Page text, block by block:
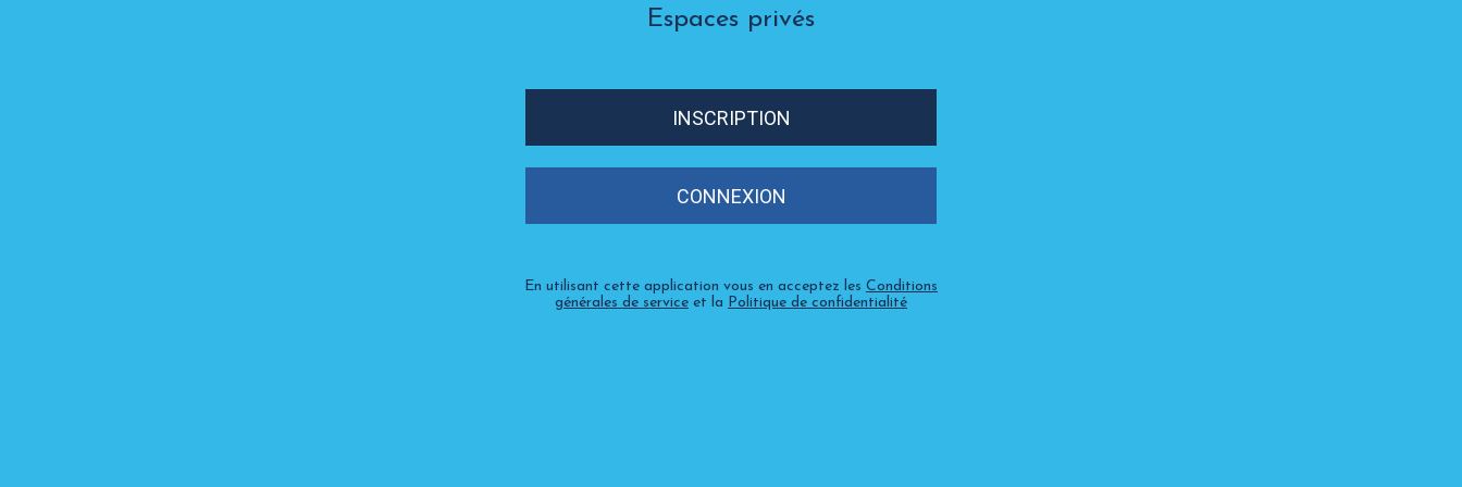
Espaces privés
INSCRIPTION
CONNEXION
En utilisant cette application vous en acceptez les Conditions
générales de service et la Politique de confidentialité